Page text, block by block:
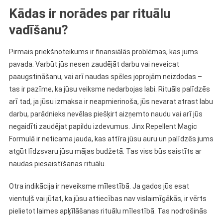
Kādas ir norādes par rituālu
vadīšanu?
Pirmais priekšnoteikums ir finansiālās problēmas, kas jums
pavada. Varbūt jūs nesen zaudējāt darbu vai neveicat
paaugstināšanu, vai arī naudas spēles joprojām neizdodas –
tas ir pazīme, ka jūsu veiksme nedarbojas labi. Rituāls palīdzēs
arī tad, ja jūsu izmaksa ir neapmierinoša, jūs nevarat atrast labu
darbu, parādnieks nevēlas piešķirt aizņemto naudu vai arī jūs
negaidīti zaudējat papildu izdevumus. Jinx Repellent Magic
Formulā ir neticama jauda, ​​kas attīra jūsu auru un palīdzēs jums
atgūt līdzsvaru jūsu mājas budžetā. Tas viss būs saistīts ar
naudas piesaistīšanas rituālu.
Otra indikācija ir neveiksme mīlestībā. Ja gados jūs esat
vientuļš vai jūtat, ka jūsu attiecības nav vislaimīgākās, ir vērts
pielietot laimes apķīlāšanas rituālu mīlestībā. Tas nodrošinās